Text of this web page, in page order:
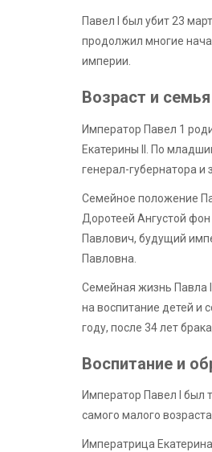
Павел I был убит 23
продолжил многие
империи.
Возраст и семья
Император Павел 1
Екатерины II. По
генерал-губернатора
Семейное положение
Доротеей Ангустой
Павлович, будущий
Павловна.
Семейная жизнь Павла
на воспитание детей и
году, после 34 лет
Воспитание и
Император Павел I был
самого малого
Императрица